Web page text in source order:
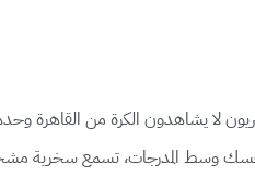
فالمصريون لا يشاهدون الكرة من
نفسك وسط المدرجات، تسمع سخرية